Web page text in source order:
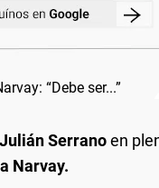
Julián Serranoen
Narvay.